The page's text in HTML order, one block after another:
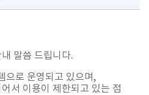
말씀 드립니다.
으로 운영되고 있으며,
서 이용이 제한되고 있는 점